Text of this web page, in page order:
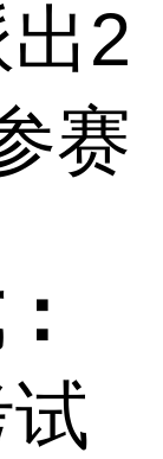
2
赛